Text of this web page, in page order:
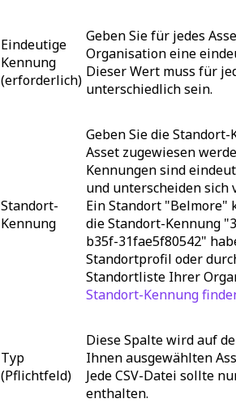
Eindeutige
Kennung
(erforderlich)
Geben Sie für jedes
Organisation eine
Dieser Wert muss für
unterschiedlich sein.
Standort-
Kennung
Geben Sie die
Asset zugewiesen
Kennungen sind
und unterscheiden sich
Ein Standort "Belmore"
die Standort-Kennung
b35f-31fae5f80542"
Standortprofil oder
Standortliste Ihrer
Standort-Kennung
Typ
(Pflichtfeld)
Diese Spalte wird auf
Ihnen ausgewählten
Jede CSV-Datei sollte
enthalten.